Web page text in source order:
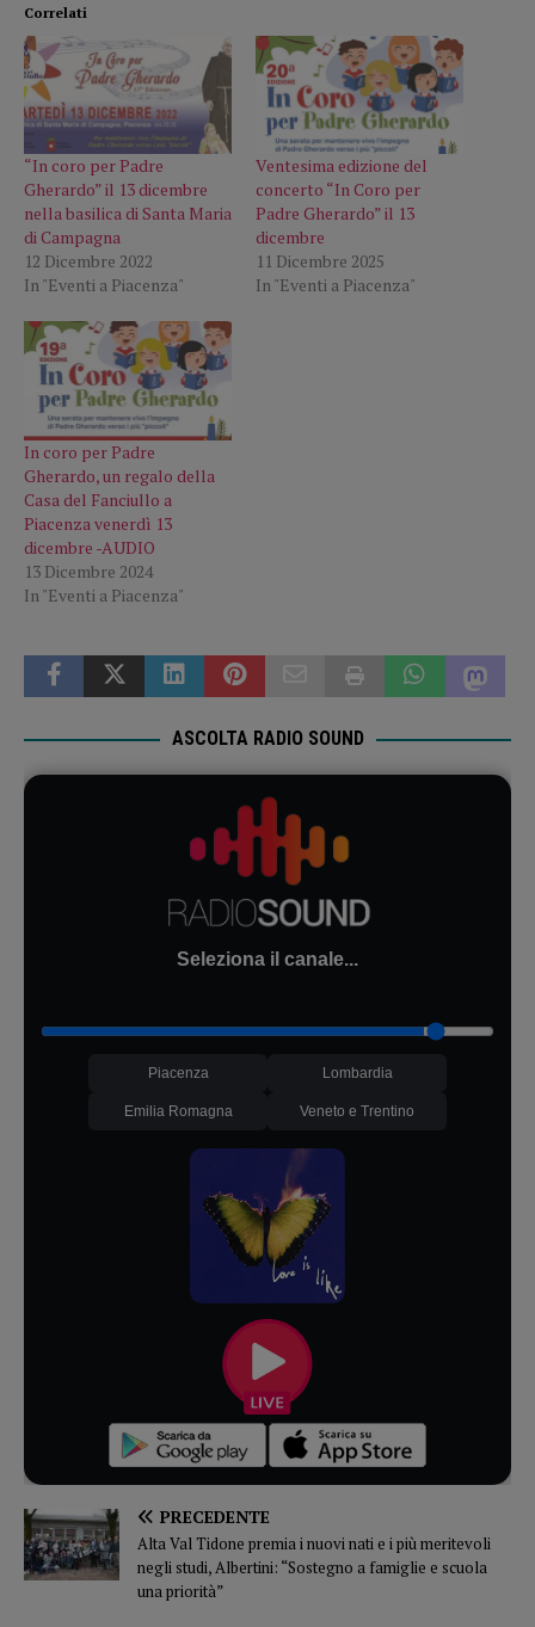
Correlati
“In coro per Padre
Gherardo” il 13 dicembre
nella basilica di Santa Maria
di Campagna
12 Dicembre 2022
In "Eventi a Piacenza"
Ventesima edizione del
concerto “In Coro per
Padre Gherardo” il 13
dicembre
11 Dicembre 2025
In "Eventi a Piacenza"
In coro per Padre
Gherardo, un regalo della
Casa del Fanciullo a
Piacenza venerdì 13
dicembre -AUDIO
13 Dicembre 2024
In "Eventi a Piacenza"
ASCOLTA RADIO SOUND
Seleziona il canale...
Piacenza Lombardia
Emilia Romagna Veneto e Trentino
PRECEDENTE
Alta Val Tidone premia i nuovi nati e i più meritevoli
negli studi, Albertini: “Sostegno a famiglie e scuola
una priorità”